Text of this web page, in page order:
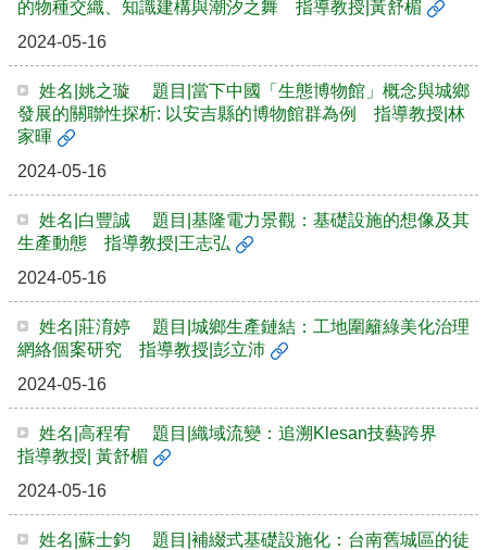
的物種交織、知識建構與潮汐之舞 指導教授|黃舒楣
2024-05-16
姓名|姚之璇 題目|當下中國「生態博物館」概念與城鄉
發展的關聯性探析: 以安吉縣的博物館群為例 指導教授|林
家暉
2024-05-16
姓名|白豐誠 題目|基隆電力景觀：基礎設施的想像及其
生產動態 指導教授|王志弘
2024-05-16
姓名|莊淯婷 題目|城鄉生產鏈結：工地圍籬綠美化治理
網絡個案研究 指導教授|彭立沛
2024-05-16
姓名|高程宥 題目|織域流變：追溯Klesan技藝跨界
指導教授| 黃舒楣
2024-05-16
姓名|蘇士鈞 題目|補綴式基礎設施化：台南舊城區的徒